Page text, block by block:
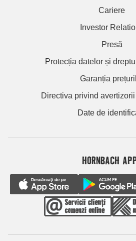
Cariere
Investor
Presă
Protecția datelor și
Garanția
Directiva privind
Date de
HORNBACH